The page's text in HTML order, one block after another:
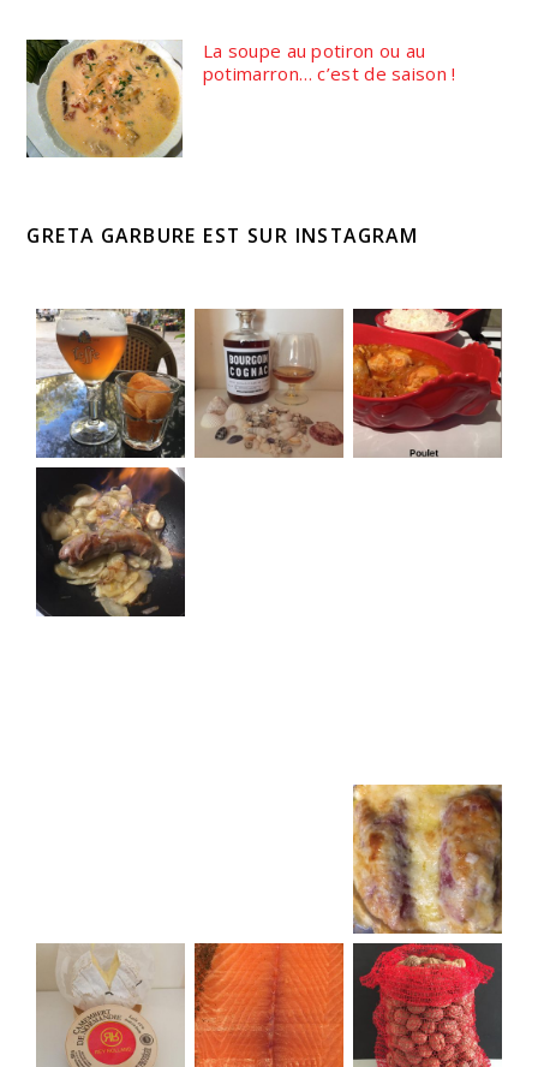
La soupe au potiron ou au
potimarron… c’est de saison !
GRETA GARBURE EST SUR INSTAGRAM